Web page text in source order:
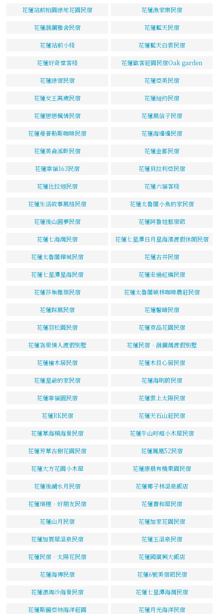
花蓮站前柏園綠地花園民宿 花蓮漁家樂民宿
花蓮洄瀾雅舍民宿 花蓮藍天民宿
花蓮站前小棧 花蓮藍天白雲民宿
花蓮好奇堂客棧 花蓮歐客莊園民宿Oak garden
花蓮綠宿民宿 花蓮亞美民宿
花蓮女王萬歲民宿 花蓮紐約民宿
花蓮戀戀楓情民宿 花蓮風信子民宿
花蓮曼普勒斯咖啡民宿 花蓮海邊邊民宿
花蓮美侖溪畔民宿 花蓮金都民宿
花蓮幸福163民宿 花蓮貝拉利亞民宿
花蓮比拉迦民宿 花蓮六福客棧
花蓮生活故事風格民宿 花蓮太魯閣小魚的家民宿
花蓮後山圓夢民宿 花蓮阿魯娃藝宿館
花蓮七海灣民宿 花蓮七星潭日月星海濱渡假休閒民宿
花蓮太魯閣樺城民宿 花蓮古井民宿
花蓮七星潭星海民宿 花蓮走過虹橋民宿
花蓮莎集雅築民宿 花蓮太魯閣峽林咖啡農莊民宿
花蓮踩風民宿 花蓮馨晴民宿
花蓮羽松園民宿 花蓮京品花園民宿
花蓮峇里情人渡假別墅 花蓮民宿‧洄瀾灣渡假別墅
花蓮檜木居民宿 花蓮木目心居民宿
花蓮星爺的家民宿 花蓮海明蔚民宿
花蓮幸福圓民宿 花蓮雲上太陽民宿
花蓮RK民宿 花蓮天石山莊民宿
花蓮草海桐海景民宿 花蓮牛山呼庭小木屋民宿
花蓮芳草古樹花園民宿 花蓮鳳凰52民宿
花蓮大方花園小木屋 花蓮康晨有機果園民宿
花蓮後湖水月民宿 花蓮椰子林溫泉飯店
花蓮瑞穗‧好朋友民宿 花蓮養和屋民宿
花蓮山月民宿 花蓮加家花園民宿
花蓮加賀屋溫泉民宿 花蓮玉溫泉民宿
花蓮民宿‧太陽花民宿 花蓮國廣興大飯店
花蓮海傳民宿 花蓮6號美宿館民宿
花蓮浪淘沙海景民宿 花蓮七星潭海灣民宿
花蓮斯圖亞特海洋莊園 花蓮月光海洋民宿